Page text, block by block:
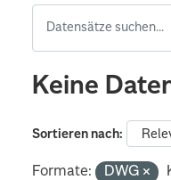
Keine
Sortieren nach
Formate: DWG